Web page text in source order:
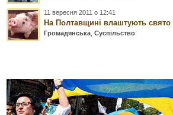
11 вересня 2011 о 12:41
На Полтавщині влаштують свято
Громадянська ,Суспільство